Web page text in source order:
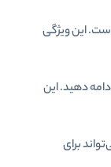
این ویژگی
دهید. این
برای